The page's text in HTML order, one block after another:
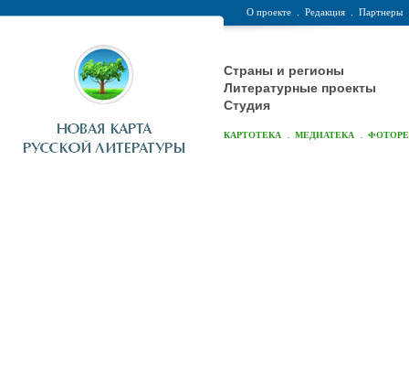
О проекте Редакция Партнеры
Страны и регионы
Литературные проекты
Студия
КАРТОТЕКА МЕДИАТЕКА